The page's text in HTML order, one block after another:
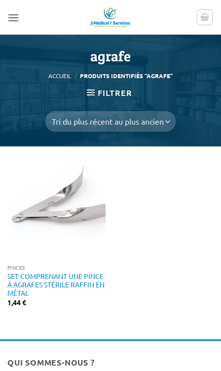
agrafe
ACCUEIL / PRODUITS IDENTIFIÉS “AGRAFE”
FILTRER
PINCES
SET COMPRENANT UNE PINCE
À AGRAFES STÉRILE RAFFIN EN
MÉTAL
1,44€
QUI SOMMES-NOUS ?